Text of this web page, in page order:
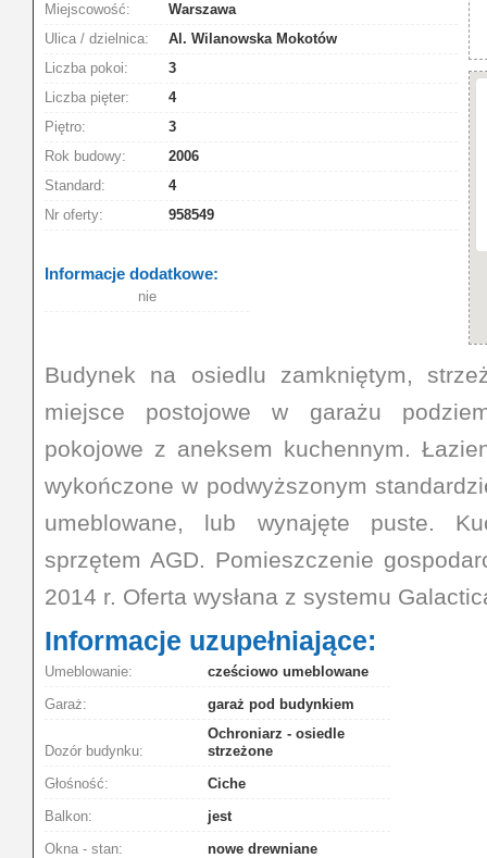
Miejscowość:
Warszawa
Ulica / dzielnica:
Al. Wilanowska Mokotów
Liczba pokoi:
3
Liczba pięter:
4
Piętro:
3
Rok budowy:
2006
Standard:
4
Nr oferty:
958549
Informacje dodatkowe:
nie
Budynek na osiedlu zamkniętym,
miejsce postojowe w garażu
pokojowe z aneksem kuchennym.
wykończone w podwyższonym
umeblowane, lub wynajęte puste.
sprzętem AGD. Pomieszczenie
2014 r. Oferta wysłana z systemu
Informacje uzupełniające:
Umeblowanie:
cześciowo umeblowane
Garaż:
garaż pod budynkiem
Dozór budynku:
Ochroniarz - osiedle
strzeżone
Głośność:
Ciche
Balkon:
jest
Okna - stan:
nowe drewniane